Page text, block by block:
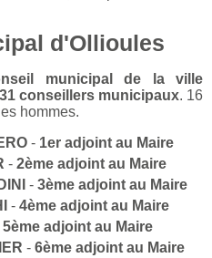
d'Ollioules
municipal de la ville
conseillers municipaux. 16
hommes.
- 1er adjoint au Maire
- 2ème adjoint au Maire
- 3ème adjoint au Maire
- 4ème adjoint au Maire
5ème adjoint au Maire
- 6ème adjoint au Maire